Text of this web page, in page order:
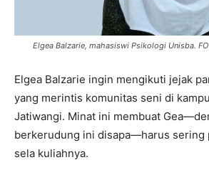
Elgea Balzarie, mahasiswi Psikologi Unisba.
Elgea Balzarie ingin mengikuti jejak
yang merintis komunitas seni di
Jatiwangi. Minat ini membuat
berkerudung ini disapa—harus sering
sela kuliahnya.